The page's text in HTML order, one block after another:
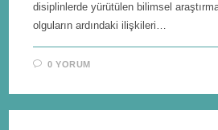
disiplinlerde yürütülen bilimsel
olguların ardındaki ilişkileri…
0 YORUM